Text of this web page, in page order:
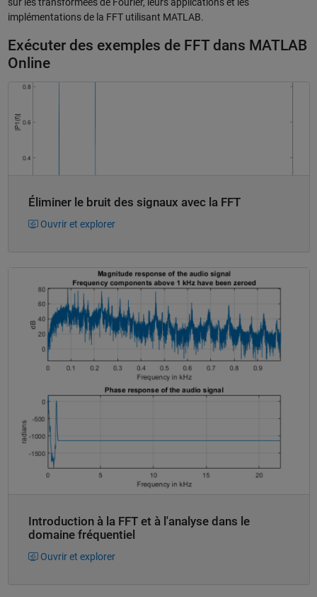
implémentations de la FFT utilisant MATLAB.
Exécuter des exemples de FFT dans MATLAB
Online
Éliminer le bruit des signaux avec la FFT
Ouvrir et explorer
Introduction à la FFT et à l'analyse dans le
domaine fréquentiel
Ouvrir et explorer